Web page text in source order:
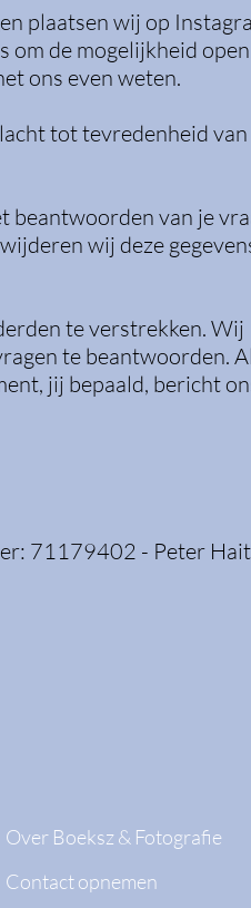
plaatsen wij op
om de mogelijkheid
ons even weten.
tot tevredenheid
beantwoorden van je
wij deze
te verstrekken. Wij
te beantwoorden.
jij bepaald, bericht
71179402 - Peter
Over Boeksz & Fotografie
Contact opnemen